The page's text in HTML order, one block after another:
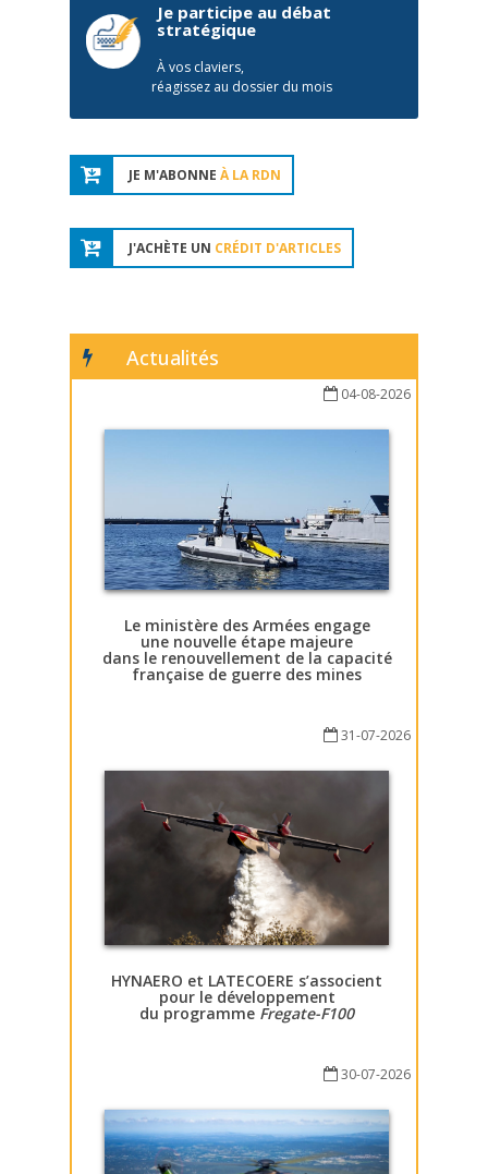
Je participe au débat
stratégique
À vos claviers,
réagissez au dossier du mois
JE M'ABONNE À LA RDN
J'ACHÈTE UN CRÉDIT D'ARTICLES
Actualités
04-08-2026
Le ministère des Armées engage
une nouvelle étape majeure
dans le renouvellement de la capacité
française de guerre des mines
31-07-2026
HYNAERO et LATECOERE s’associent
pour le développement
du programme Fregate-F100
30-07-2026